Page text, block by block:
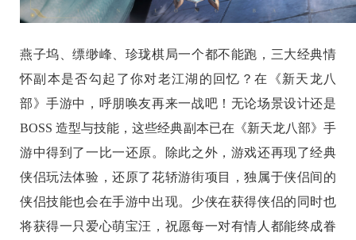
燕子坞、缥缈峰、珍珑棋局一个都不能跑，三大经典情
怀副本是否勾起了你对老江湖的回忆？在《新天龙八
部》手游中，呼朋唤友再来一战吧！无论场景设计还是
BOSS 造型与技能，这些经典副本已在《新天龙八部》手
游中得到了一比一还原。除此之外，游戏还再现了经典
侠侣玩法体验，还原了花轿游街项目，独属于侠侣间的
侠侣技能也会在手游中出现。少侠在获得侠侣的同时也
将获得一只爱心萌宝汪，祝愿每一对有情人都能终成眷